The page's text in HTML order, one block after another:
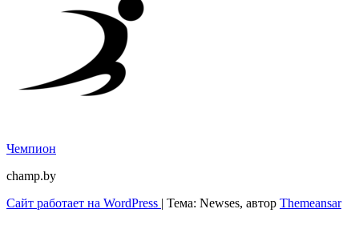
Чемпион
champ.by
Сайт работает на WordPress | Тема: Newses, автор Themeansar